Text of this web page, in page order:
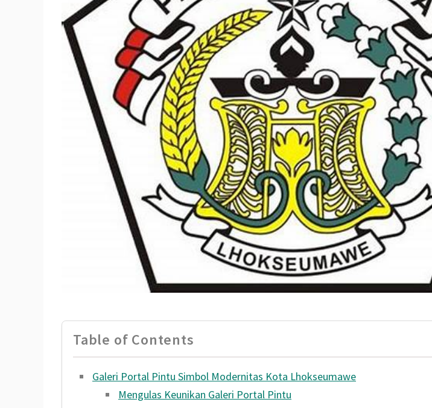
Table of Contents
Galeri Portal Pintu Simbol Modernitas Kota Lhokseumawe
Mengulas Keunikan Galeri Portal Pintu